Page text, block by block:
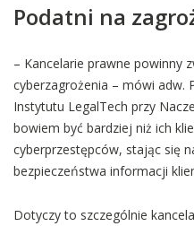
Podatni na
– Kancelarie prawne powinny
cyberzagrożenia – mówi adw.
Instytutu LegalTech przy
bowiem być bardziej niż ich
cyberprzestępców, stając się
bezpieczeństwa informacji
Dotyczy to szczególnie